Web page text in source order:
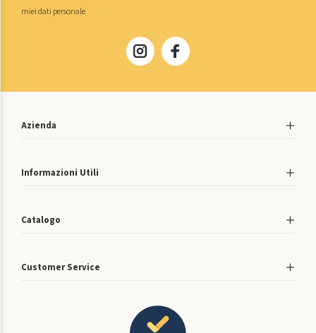
miei dati personale
Azienda
Informazioni Utili
Catalogo
Customer Service